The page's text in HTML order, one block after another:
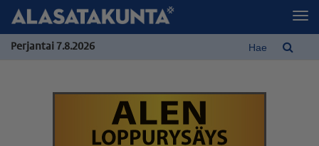
Perjantai 7.8.2026